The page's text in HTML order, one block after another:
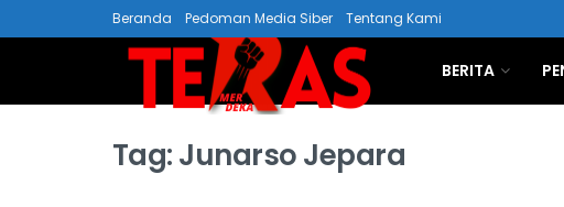
Beranda Pedoman Media Siber Tentang Kami
BERITA
Tag:Junarso Jepara